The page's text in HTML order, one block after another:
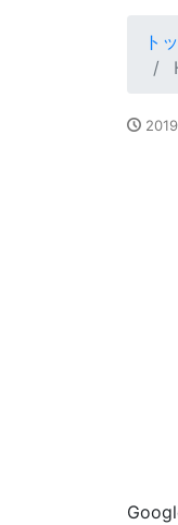
ト